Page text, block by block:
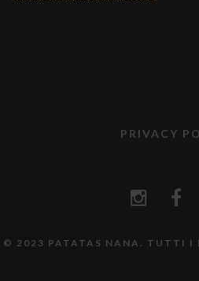
PRIVACY
© 2023 PATATAS NANA. TUTTI I